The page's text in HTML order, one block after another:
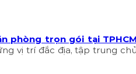
phòng trọn gói tại
vị trí đắc địa, tập trung